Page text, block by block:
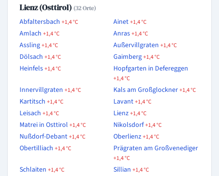
Lienz (Osttirol) (32 Orte)
Abfaltersbach +1,4 °C Ainet+1,4 °C
Amlach +1,4 °C Anras+1,4 °C
Assling+1,4 °C Außervillgraten +1,4 °C
Dölsach +1,4 °C Gaimberg+1,4 °C
Heinfels+1,4 °C Hopfgarten in Defereggen
+1,4 °C
Innervillgraten +1,4 °C Kals am Großglockner+1,4 °C
Kartitsch +1,4 °C Lavant+1,4 °C
Leisach +1,4 °C Lienz+1,4 °C
Matrei in Osttirol +1,4 °C Nikolsdorf+1,4 °C
Nußdorf-Debant+1,4 °C Oberlienz+1,4 °C
Obertilliach +1,4 °C Prägraten am Großvenediger
+1,4 °C
Schlaiten +1,4 °C Sillian +1,4 °C